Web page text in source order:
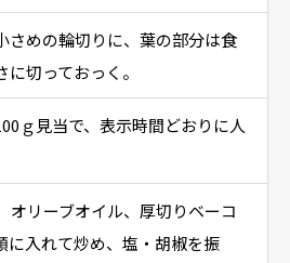
さめの輪切りに、葉の部分は食
切っておっく。
ｇ見当で、表示時間どおりに人
オリーブオイル、厚切りベーコ
に入れて炒め、塩・胡椒を振